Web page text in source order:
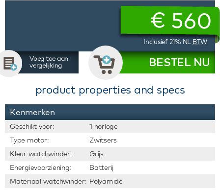
€ 560
Inclusief 21% NL BTW
Voeg toe aan
vergelijking
BESTEL NU
product properties and specs
Kenmerken
Geschikt voor:
1 horloge
Type motor:
Zwitsers
Kleur watchwinder:
Grijs
Energievoorziening:
Batterij
Materiaal watchwinder: Polyamide